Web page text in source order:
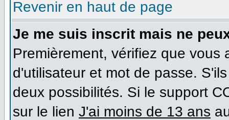
Revenir en haut de page
Je me suis inscrit mais ne
Premièrement, vérifiez que
d'utilisateur et mot de passe.
deux possibilités. Si le support
sur le lien J'ai moins de 13 ans